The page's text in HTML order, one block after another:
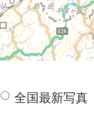
全国最新写真